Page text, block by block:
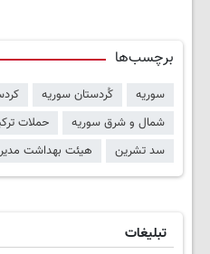
برچسب‌ها
سوریه کُردستان سوریه
شمال و شرق سوریه
حملات
سد تشرین
هیئت بهداشت
تبلیغات